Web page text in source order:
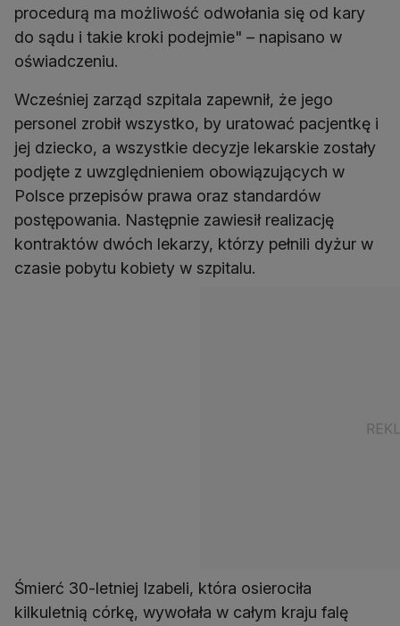
procedurą ma możliwość odwołania się od kary
do sądu i takie kroki podejmie" – napisano w
oświadczeniu.
Wcześniej zarząd szpitala zapewnił, że jego
personel zrobił wszystko, by uratować pacjentkę i
jej dziecko, a wszystkie decyzje lekarskie zostały
podjęte z uwzględnieniem obowiązujących w
Polsce przepisów prawa oraz standardów
postępowania. Następnie zawiesił realizację
kontraktów dwóch lekarzy, którzy pełnili dyżur w
czasie pobytu kobiety w szpitalu.
Śmierć 30-letniej Izabeli, która osierociła
kilkuletnią córkę, wywołała w całym kraju falę